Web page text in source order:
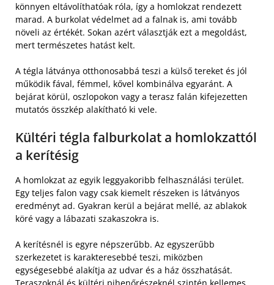
könnyen eltávolíthatóak róla, így a homlokzat rendezett
marad. A burkolat védelmet ad a falnak is, ami tovább
növeli az értékét. Sokan azért választják ezt a megoldást,
mert természetes hatást kelt.
A tégla látványa otthonosabbá teszi a külső tereket és jól
működik fával, fémmel, kővel kombinálva egyaránt. A
bejárat körül, oszlopokon vagy a terasz falán kifejezetten
mutatós összkép alakítható ki vele.
Kültéri tégla falburkolat a homlokzattól
a kerítésig
A homlokzat az egyik leggyakoribb felhasználási terület.
Egy teljes falon vagy csak kiemelt részeken is látványos
eredményt ad. Gyakran kerül a bejárat mellé, az ablakok
köré vagy a lábazati szakaszokra is.
A kerítésnél is egyre népszerűbb. Az egyszerűbb
szerkezetet is karakteresebbé teszi, miközben
egységesebbé alakítja az udvar és a ház összhatását.